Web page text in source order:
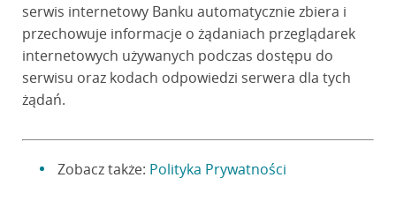
serwis internetowy Banku automatycznie zbiera i
przechowuje informacje o żądaniach przeglądarek
internetowych używanych podczas dostępu do
serwisu oraz kodach odpowiedzi serwera dla tych
żądań.
Zobacz także: Polityka Prywatności